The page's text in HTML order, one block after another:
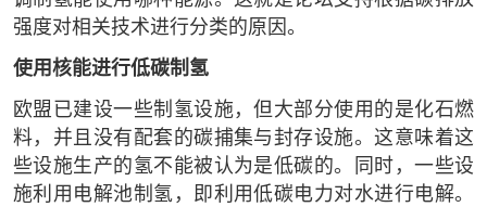
强度对相关技术进行分类的原因。
使用核能进行低碳制氢
欧盟已建设一些制氢设施，但大部分使用的是化石燃
料，并且没有配套的碳捕集与封存设施。这意味着这
些设施生产的氢不能被认为是低碳的。同时，一些设
施利用电解池制氢，即利用低碳电力对水进行电解。